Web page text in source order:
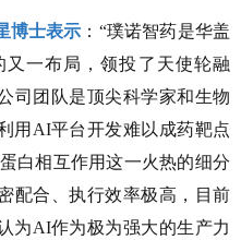
博士表示 ：“璞诺智药是华盖
一布局，领投了天使轮融
司团队是顶尖科学家和生物
用AI平台开发难以成药靶点
白相互作用这一火热的细分
配合、执行效率极高，目前
为AI作为极为强大的生产力